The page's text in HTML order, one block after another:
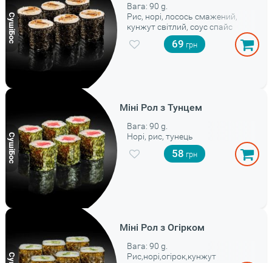
Вага: 90 g.
Рис, норі, лосось смажений,
кунжут світлий, соус спайс
69
Міні Рол з Тунцем
Вага: 90 g.
Норі, рис, тунець
58
Міні Рол з Огірком
Вага: 90 g.
Рис,норі,огірок,кунжут